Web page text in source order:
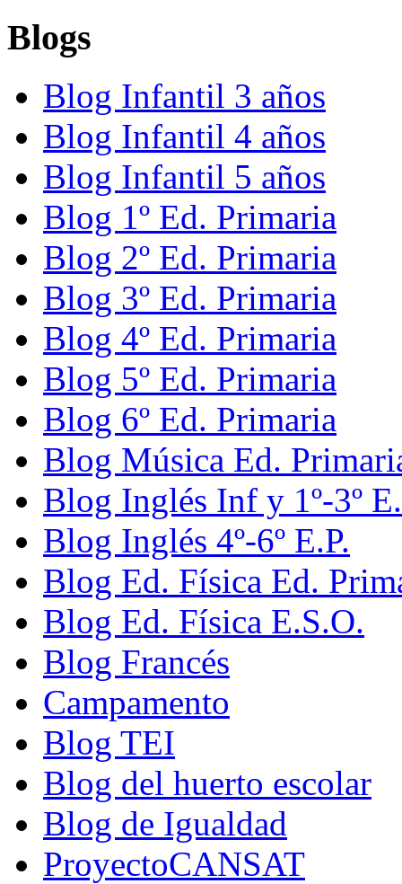
Blogs
Blog Infantil 3 años
Blog Infantil 4 años
Blog Infantil 5 años
Blog 1º Ed. Primaria
Blog 2º Ed. Primaria
Blog 3º Ed. Primaria
Blog 4º Ed. Primaria
Blog 5º Ed. Primaria
Blog 6º Ed. Primaria
Blog Música Ed.
Blog Inglés Inf y 1º-3º
Blog Inglés 4º-6º E.P.
Blog Ed. Física Ed.
Blog Ed. Física E.S.O.
Blog Francés
Campamento
Blog TEI
Blog del huerto escolar
Blog de Igualdad
ProyectoCANSAT